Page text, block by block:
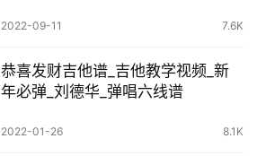
2022-09-11 7.6K
恭喜发财吉他谱_吉他教学视频_新
年必弹_刘德华_弹唱六线谱
2022-01-26 8.1K